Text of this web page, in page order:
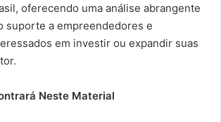
oferecendo uma análise abrangente
suporte a empreendedores e
em investir ou expandir suas
Neste Material